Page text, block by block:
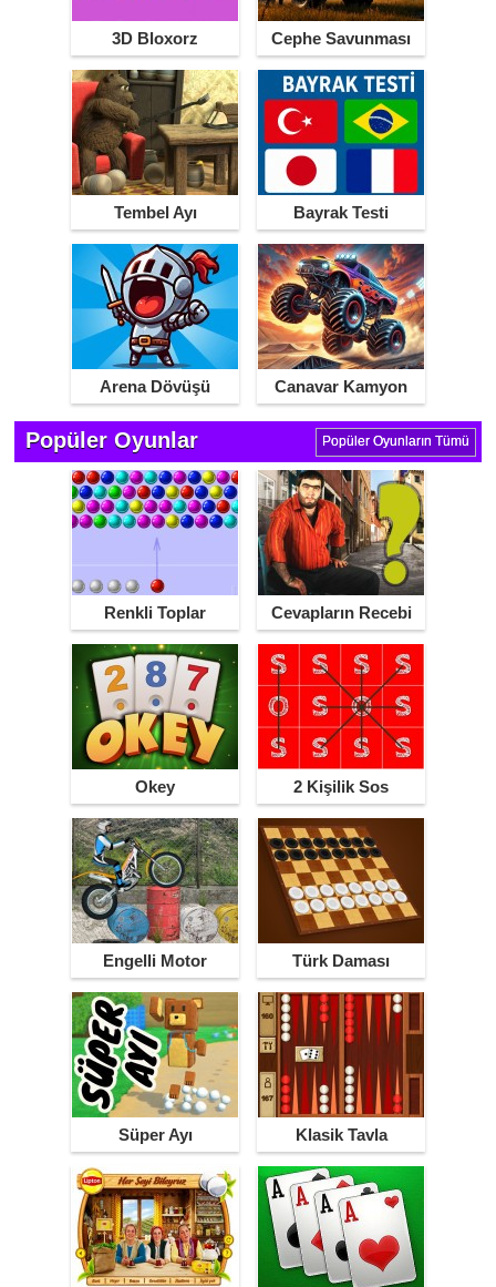
3D Bloxorz Cephe Savunması
Tembel Ayı Bayrak Testi
Arena Dövüşü
Canavar Kamyon
Yarışı
Popüler Oyunlar Popüler Oyunların Tümü
Renkli Toplar Cevapların Recebi
Okey 2 Kişilik Sos
Engelli Motor
Parkuru
Türk Daması
Süper Ayı Klasik Tavla